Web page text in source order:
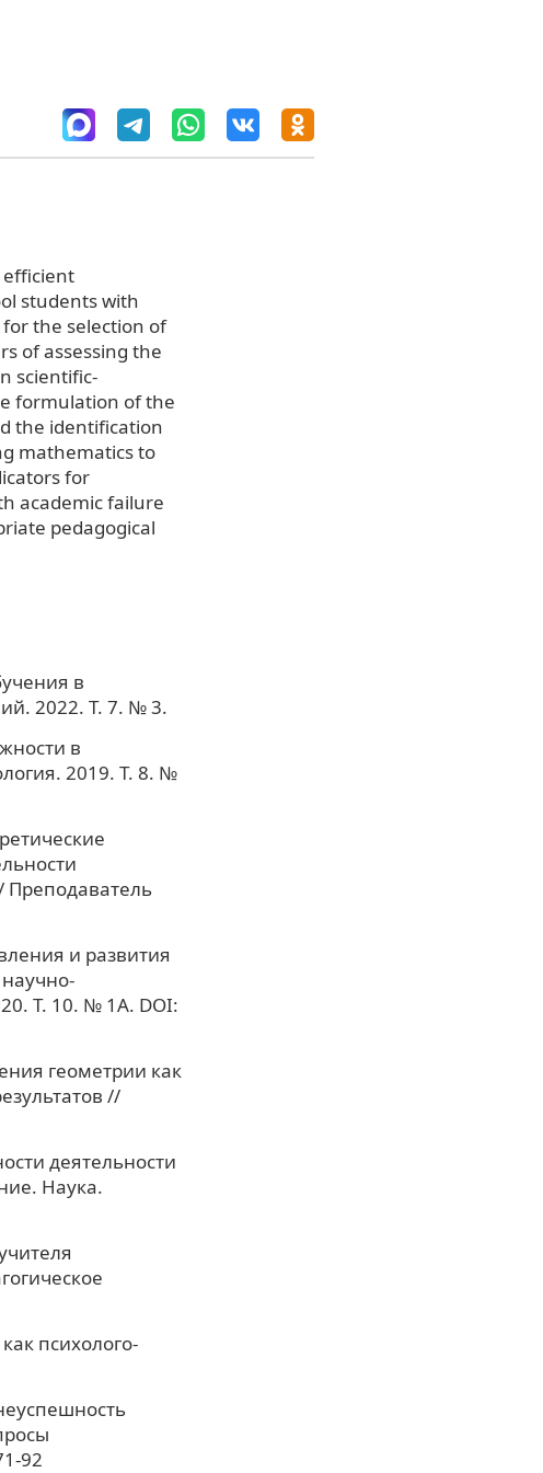
students with
the selection of
of assessing the
scientific-
formulation of the
the identification
mathematics to
for
academic failure
pedagogical
в
2022. Т. 7. № 3.
в
2019. Т. 8. №
Преподаватель
и развития
Т. 10. № 1А. DOI:
геометрии как
//
деятельности
Наука.
психолого-
92